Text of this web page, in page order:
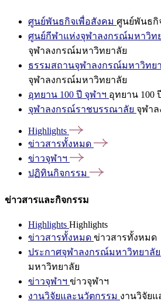
ศูนย์พันธกิจเพื่อสังคม ศูนย์พันธกิ
ศูนย์กีฬาแห่งจุฬาลงกรณ์มหาวิท
จุฬาลงกรณ์มหาวิทยาลัย
ธรรมสถานจุฬาลงกรณ์มหาวิทย
จุฬาลงกรณ์มหาวิทยาลัย
อุทยาน 100 ปี จุฬาฯ อุทยาน 100
จุฬาลงกรณ์ราชบรรณาลัย จุฬา
Highlights
ข่าวสารทั้งหมด
ข่าวจุฬาฯ
ปฏิทินกิจกรรม
ข่าวสารและกิจกรรม
Highlights Highlights
ข่าวสารทั้งหมด ข่าวสารทั้งหมด
ประกาศจุฬาลงกรณ์มหาวิทยาลัย
มหาวิทยาลัย
ข่าวจุฬาฯ ข่าวจุฬาฯ
งานวิจัยและนวัตกรรม งานวิจัย